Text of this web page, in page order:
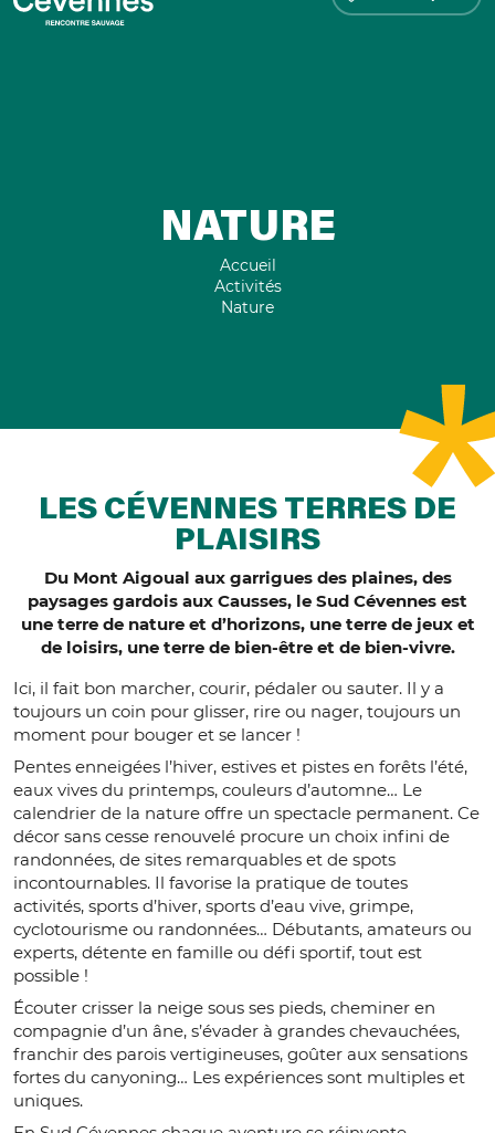
NATURE
Accueil
Activités
Nature
LES CÉVENNES TERRES DE
PLAISIRS
Du Mont Aigoual aux garrigues des plaines, des
paysages gardois aux Causses, le Sud Cévennes est
une terre de nature et d’horizons, une terre de jeux et
de loisirs, une terre de bien-être et de bien-vivre.
Ici, il fait bon marcher, courir, pédaler ou sauter. Il y a
toujours un coin pour glisser, rire ou nager, toujours un
moment pour bouger et se lancer !
Pentes enneigées l’hiver, estives et pistes en forêts l’été,
eaux vives du printemps, couleurs d’automne… Le
calendrier de la nature offre un spectacle permanent. Ce
décor sans cesse renouvelé procure un choix infini de
randonnées, de sites remarquables et de spots
incontournables. Il favorise la pratique de toutes
activités, sports d’hiver, sports d’eau vive, grimpe,
cyclotourisme ou randonnées… Débutants, amateurs ou
experts, détente en famille ou défi sportif, tout est
possible !
Écouter crisser la neige sous ses pieds, cheminer en
compagnie d’un âne, s’évader à grandes chevauchées,
franchir des parois vertigineuses, goûter aux sensations
fortes du canyoning… Les expériences sont multiples et
uniques.